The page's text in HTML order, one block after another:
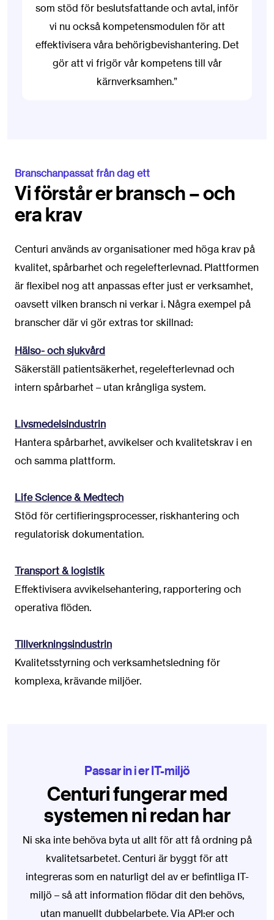
som stöd för beslutsfattande och avtal, inför
vi nu också kompetensmodulen för att
effektivisera våra behörigbevishantering. Det
gör att vi frigör vår kompetens till vår
kärnverksamhen.”
Branschanpassat från dag ett
Vi förstår er bransch – och
era krav
Centuri används av organisationer med höga krav på
kvalitet, spårbarhet och regelefterlevnad. Plattformen
är flexibel nog att anpassas efter just er verksamhet,
oavsett vilken bransch ni verkar i. Några exempel på
branscher där vi gör extras tor skillnad:
Hälso- och sjukvård
Säkerställ patientsäkerhet, regelefterlevnad och
intern spårbarhet – utan krångliga system.
Livsmedelsindustrin
Hantera spårbarhet, avvikelser och kvalitetskrav i en
och samma plattform.
Life Science & Medtech
Stöd för certifieringsprocesser, riskhantering och
regulatorisk dokumentation.
Transport & logistik
Effektivisera avvikelsehantering, rapportering och
operativa flöden.
Tillverkningsindustrin
Kvalitetsstyrning och verksamhetsledning för
komplexa, krävande miljöer.
Passar in i er IT-miljö
Centuri fungerar med
systemen ni redan har
Ni ska inte behöva byta ut allt för att få ordning på
kvalitetsarbetet. Centuri är byggt för att
integreras som en naturligt del av er befintliga IT-
miljö – så att information flödar dit den behövs,
utan manuellt dubbelarbete. Via API:er och